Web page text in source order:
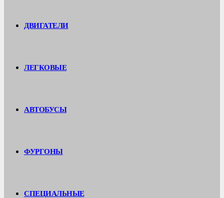
ДВИГАТЕЛИ
ЛЕГКОВЫЕ
АВТОБУСЫ
ФУРГОНЫ
СПЕЦИАЛЬНЫЕ